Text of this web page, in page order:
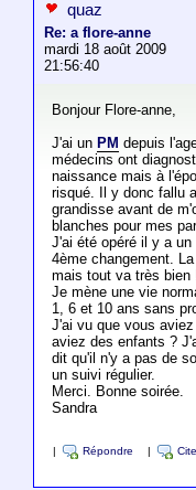
quaz
Re: a flore-anne
mardi 18 août 2009
21:56:40
Bonjour Flore-anne,
J'ai un PM depuis
médecins ont
naissance mais à
risqué. Il y donc fallu
grandisse avant de
blanches pour mes
J'ai été opéré il y a
4ème changement.
mais tout va très bien
Je mène une vie
1, 6 et 10 ans sans
J'ai vu que vous
aviez des enfants ?
dit qu'il n'y a pas de
un suivi régulier.
Merci. Bonne soirée.
Sandra
Répondre